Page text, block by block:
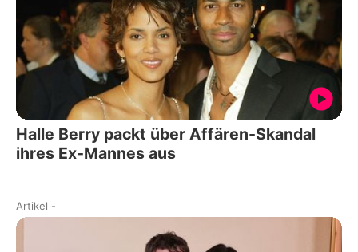
Halle Berry packt über Affären-Skandal
ihres Ex-Mannes aus
Artikel -